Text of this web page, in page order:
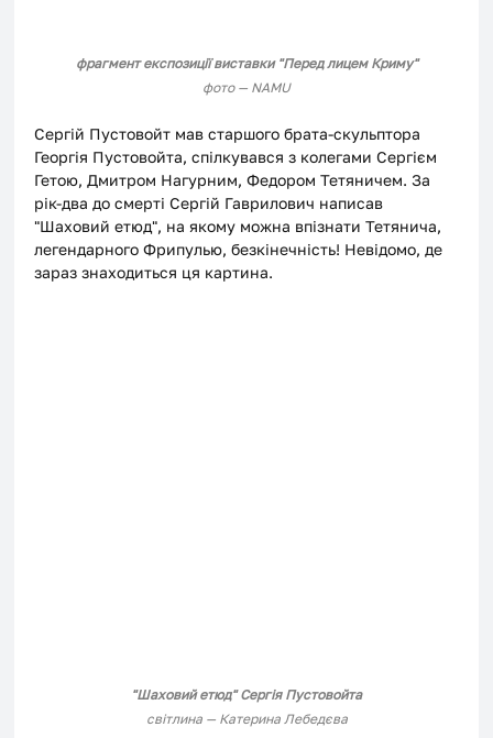
фрагмент експозиції виставки "Перед лицем Криму"
фото — NAMU
Сергій Пустовойт мав старшого брата-скульптора
Георгія Пустовойта, спілкувався з колегами Сергієм
Гетою, Дмитром Нагурним, Федором Тетяничем. За
рік-два до смерті Сергій Гаврилович написав
"Шаховий етюд", на якому можна впізнати Тетянича,
легендарного Фрипулью, безкінечність! Невідомо, де
зараз знаходиться ця картина.
"Шаховий етюд" Сергія Пустовойта
світлина — Катерина Лебедєва